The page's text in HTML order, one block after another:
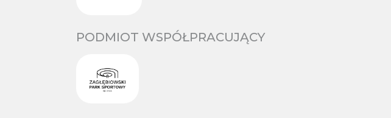
PODMIOT WSPÓŁPRACUJĄCY